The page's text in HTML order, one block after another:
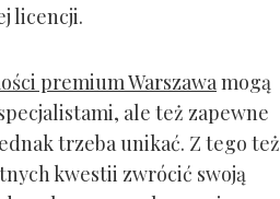
licencji.
premium Warszawamogą
ale też zapewne
trzeba unikać. Z tego też
kwestii zwrócić swoją